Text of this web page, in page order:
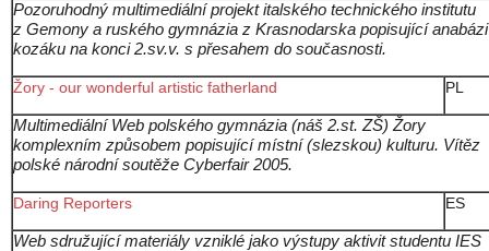
Pozoruhodný multimediální projekt italského technického institutu
z Gemony a ruského gymnázia z Krasnodarska popisující anabázi
kozáku na konci 2.sv.v. s přesahem do současnosti.
Žory - our wonderful artistic fatherland PL
Multimediální Web polského gymnázia (náš 2.st. ZŠ) Žory
komplexním způsobem popisující místní (slezskou) kulturu. Vítěz
polské národní soutěže Cyberfair 2005.
Daring Reporters ES
Web sdružující materiály vzniklé jako výstupy aktivit studentu IES